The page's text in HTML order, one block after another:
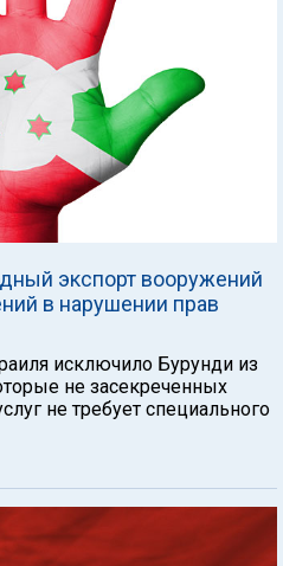
экспорт вооружений
в нарушении прав
исключило Бурунди из
не засекреченных
не требует специального